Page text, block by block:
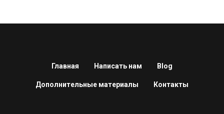
Главная Написать нам Blog
Дополнительные материалы Контакты